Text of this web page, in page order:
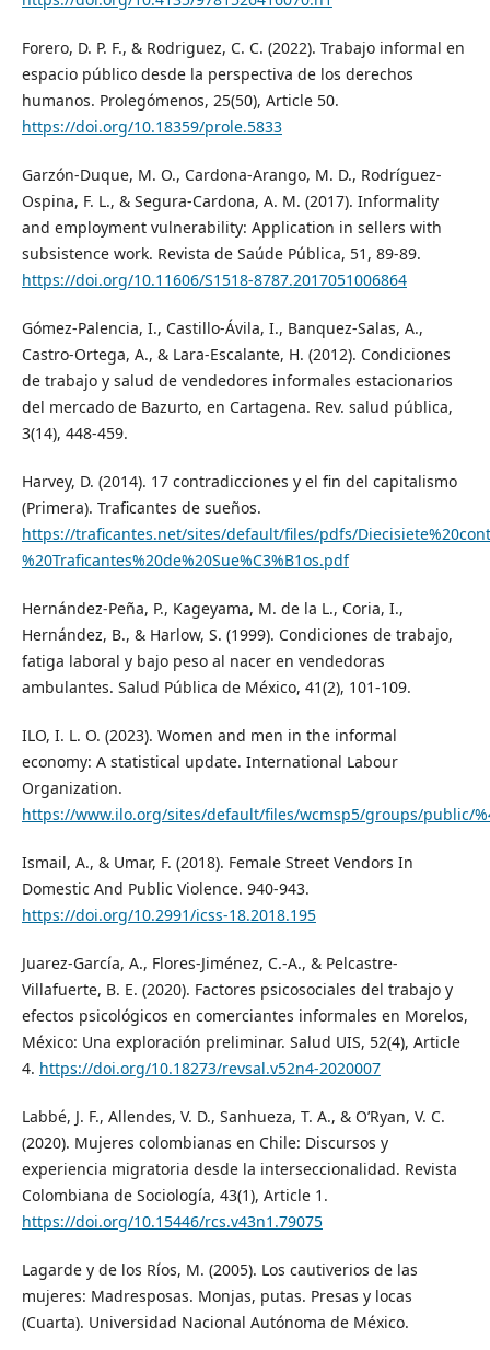
Forero, D. P. F., & Rodriguez, C. C. (2022). Trabajo informal en
espacio público desde la perspectiva de los derechos
humanos. Prolegómenos, 25(50), Article 50.
https://doi.org/10.18359/prole.5833
Garzón-Duque, M. O., Cardona-Arango, M. D., Rodríguez-
Ospina, F. L., & Segura-Cardona, A. M. (2017). Informality
and employment vulnerability: Application in sellers with
subsistence work. Revista de Saúde Pública, 51, 89-89.
https://doi.org/10.11606/S1518-8787.2017051006864
Gómez-Palencia, I., Castillo-Ávila, I., Banquez-Salas, A.,
Castro-Ortega, A., & Lara-Escalante, H. (2012). Condiciones
de trabajo y salud de vendedores informales estacionarios
del mercado de Bazurto, en Cartagena. Rev. salud pública,
3(14), 448-459.
Harvey, D. (2014). 17 contradicciones y el fin del capitalismo
(Primera). Traficantes de sueños.
https://traficantes.net/sites/default/files/pdfs/
%20Traficantes%20de%20Sue%C3%B1os.pdf
Hernández-Peña, P., Kageyama, M. de la L., Coria, I.,
Hernández, B., & Harlow, S. (1999). Condiciones de trabajo,
fatiga laboral y bajo peso al nacer en vendedoras
ambulantes. Salud Pública de México, 41(2), 101-109.
ILO, I. L. O. (2023). Women and men in the informal
economy: A statistical update. International Labour
Organization.
https://www.ilo.org/sites/default/files/wcmsp5/groups/public/
Ismail, A., & Umar, F. (2018). Female Street Vendors In
Domestic And Public Violence. 940-943.
https://doi.org/10.2991/icss-18.2018.195
Juarez-García, A., Flores-Jiménez, C.-A., & Pelcastre-
Villafuerte, B. E. (2020). Factores psicosociales del trabajo y
efectos psicológicos en comerciantes informales en Morelos,
México: Una exploración preliminar. Salud UIS, 52(4), Article
4. https://doi.org/10.18273/revsal.v52n4-2020007
Labbé, J. F., Allendes, V. D., Sanhueza, T. A., & O’Ryan, V. C.
(2020). Mujeres colombianas en Chile: Discursos y
experiencia migratoria desde la interseccionalidad. Revista
Colombiana de Sociología, 43(1), Article 1.
https://doi.org/10.15446/rcs.v43n1.79075
Lagarde y de los Ríos, M. (2005). Los cautiverios de las
mujeres: Madresposas. Monjas, putas. Presas y locas
(Cuarta). Universidad Nacional Autónoma de México.